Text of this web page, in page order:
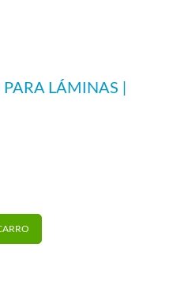
LÁMINAS |
| Raintree cantidad